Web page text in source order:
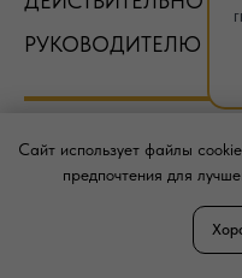
главных целях,
задач, укреплять
самоконтроля и
достижения успехов в
прокачает эти навыки
если босс не был
Сайт использует файлы
предпочтения для